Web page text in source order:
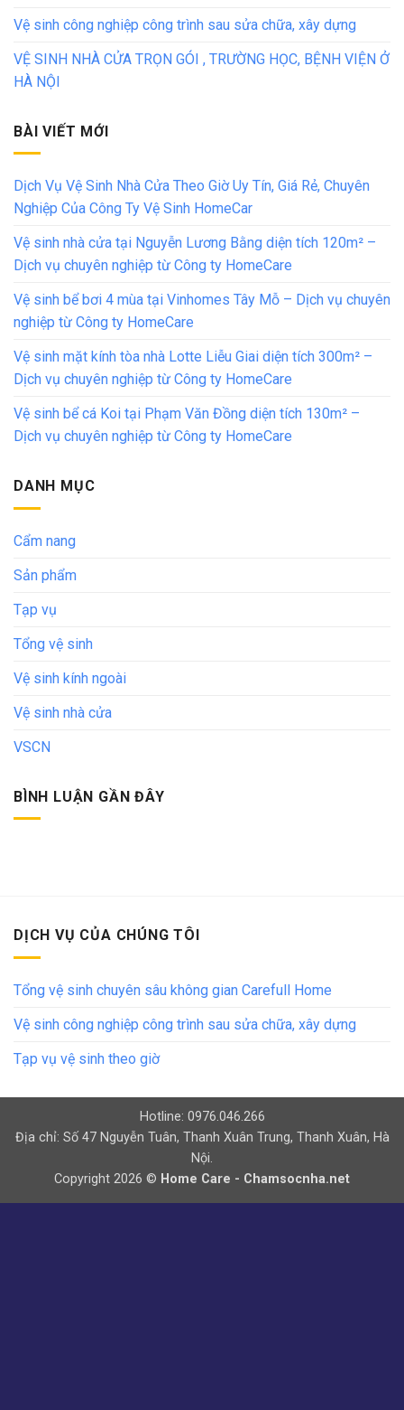
Vệ sinh công nghiệp công trình sau sửa chữa, xây dựng
VỆ SINH NHÀ CỬA TRỌN GÓI , TRƯỜNG HỌC, BỆNH VIỆN Ở
HÀ NỘI
BÀI VIẾT MỚI
Dịch Vụ Vệ Sinh Nhà Cửa Theo Giờ Uy Tín, Giá Rẻ, Chuyên
Nghiệp Của Công Ty Vệ Sinh HomeCar
Vệ sinh nhà cửa tại Nguyễn Lương Bằng diện tích 120m² –
Dịch vụ chuyên nghiệp từ Công ty HomeCare
Vệ sinh bể bơi 4 mùa tại Vinhomes Tây Mỗ – Dịch vụ chuyên
nghiệp từ Công ty HomeCare
Vệ sinh mặt kính tòa nhà Lotte Liễu Giai diện tích 300m² –
Dịch vụ chuyên nghiệp từ Công ty HomeCare
Vệ sinh bể cá Koi tại Phạm Văn Đồng diện tích 130m² –
Dịch vụ chuyên nghiệp từ Công ty HomeCare
DANH MỤC
Cẩm nang
Sản phẩm
Tạp vụ
Tổng vệ sinh
Vệ sinh kính ngoài
Vệ sinh nhà cửa
VSCN
BÌNH LUẬN GẦN ĐÂY
DỊCH VỤ CỦA CHÚNG TÔI
Tổng vệ sinh chuyên sâu không gian Carefull Home
Vệ sinh công nghiệp công trình sau sửa chữa, xây dựng
Tạp vụ vệ sinh theo giờ
Hotline: 0976.046.266
Địa chỉ: Số 47 Nguyễn Tuân, Thanh Xuân Trung, Thanh Xuân, Hà
Nội.
Copyright 2026 © Home Care - Chamsocnha.net